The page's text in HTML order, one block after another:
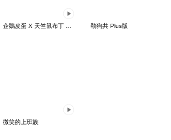
企鵝皮蛋 X 天竺鼠布丁 有點厭世 勒狗共 Plus版
微笑的上班族